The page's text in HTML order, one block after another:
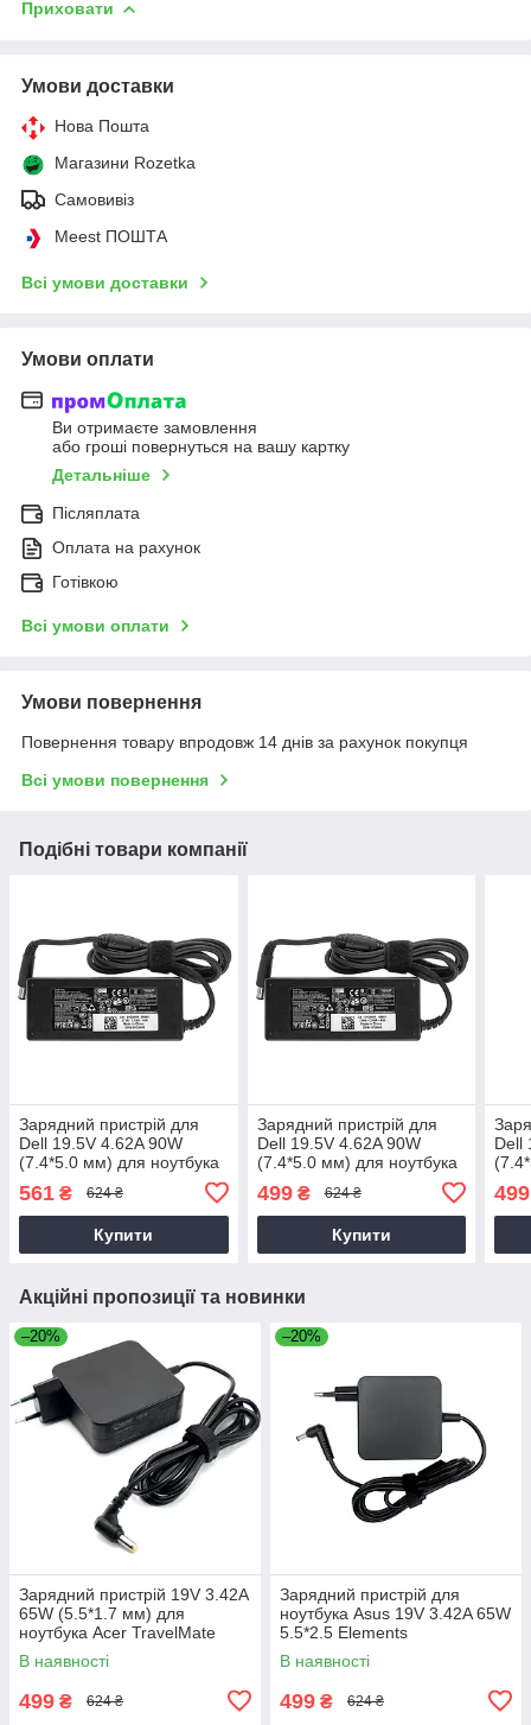
Приховати
Умови доставки
Нова Пошта
Магазини Rozetka
Самовивіз
Meest ПОШТА
Всі умови доставки
Умови оплати
Ви отримаєте замовлення
або гроші повернуться на вашу картку
Детальніше
Післяплата
Оплата на рахунок
Готівкою
Всі умови оплати
Умови повернення
Повернення товару впродовж 14 днів за рахунок покупця
Всі умови повернення
Подібні товари компанії
Зарядний пристрій для
Dell 19.5V 4.62A 90W
(7.4*5.0 мм) для ноутбука
P63G, P63G002 90W
561 ₴ 624 ₴
Купити
Зарядний пристрій для
Dell 19.5V 4.62A 90W
(7.4*5.0 мм) для ноутбука
499₴ 624 ₴
Купити
Dell
499
Акційні пропозиції та новинки
–20%
Зарядний пристрій 19V 3.42A
65W (5.5*1.7 мм) для
ноутбука Acer TravelMate
P2510-G2-M
В наявності
499 ₴ 624 ₴
–20%
Зарядний пристрій для
ноутбука Asus 19V 3.42A 65W
5.5*2.5 Elements
В наявності
499 ₴ 624 ₴